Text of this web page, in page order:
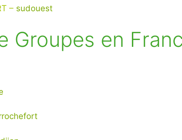
– sudouest
Groupes en